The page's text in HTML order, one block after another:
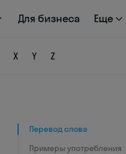
Для бизнеса Еще
X Y Z
Перевод слова
Примеры употребления